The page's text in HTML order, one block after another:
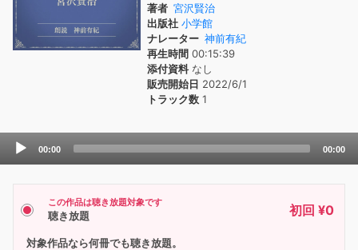
著者 宮沢賢治
出版社 小学館
ナレーター 神前有紀
再生時間 00:15:39
添付資料なし
販売開始日 2022/6/1
トラック数 1
Audio
00:00 00:00
この作品は聴き放題対象です
聴き放題 初回 ¥0
対象作品なら何冊でも聴き放題。